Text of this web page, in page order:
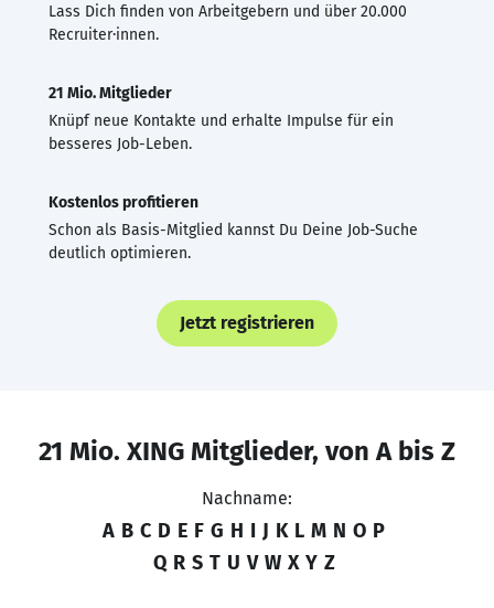
Lass Dich finden von Arbeitgebern und über 20.000
Recruiter·innen.
21 Mio. Mitglieder
Knüpf neue Kontakte und erhalte Impulse für ein
besseres Job-Leben.
Kostenlos profitieren
Schon als Basis-Mitglied kannst Du Deine Job-Suche
deutlich optimieren.
Jetzt registrieren
21 Mio. XING Mitglieder, von A bis Z
Nachname:
A B C D E F G H I J K L M N O P
Q R S T U V W X Y Z